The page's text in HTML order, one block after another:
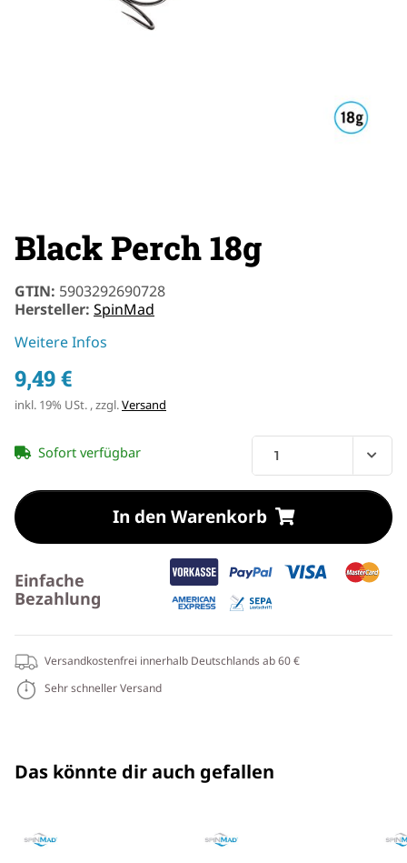
Black Perch 18g
GTIN: 5903292690728
Hersteller: SpinMad
Weitere Infos
9,49 €
inkl. 19% USt. , zzgl.Versand
Sofort verfügbar
In den Warenkorb
Einfache
Bezahlung
Versandkostenfrei innerhalb Deutschlands ab 60 €
Sehr schneller Versand
Das könnte dir auch gefallen